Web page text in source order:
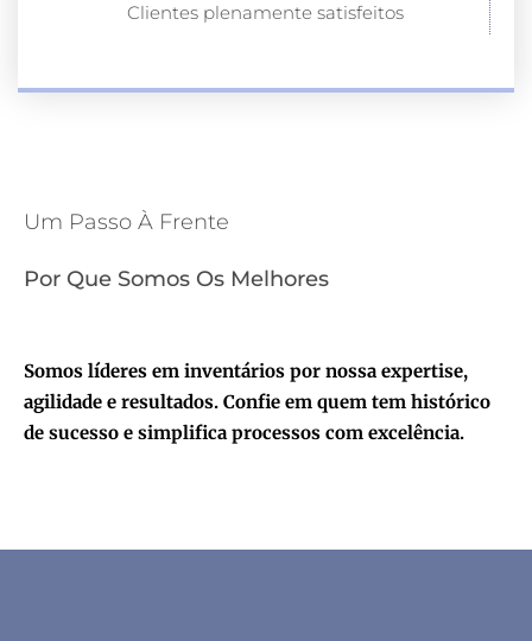
Clientes plenamente satisfeitos
Um Passo À Frente
Por Que Somos Os Melhores
Somos líderes em inventários por nossa expertise,
agilidade e resultados. Confie em quem tem histórico
de sucesso e simplifica processos com excelência.